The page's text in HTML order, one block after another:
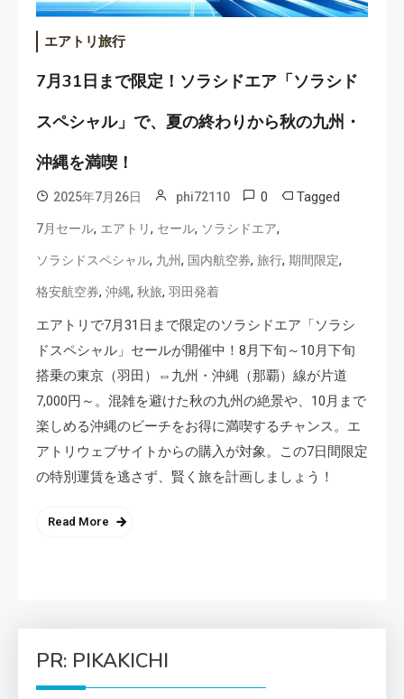
エアトリ旅行
7月31日まで限定！ソラシドエア「ソラシド
スペシャル」で、夏の終わりから秋の九州・
沖縄を満喫！
2025年7月26日 phi72110 0 Tagged
7月セール, エアトリ, セール, ソラシドエア,
ソラシドスペシャル, 九州, 国内航空券, 旅行, 期間限定,
格安航空券, 沖縄, 秋旅, 羽田発着
エアトリで7月31日まで限定のソラシドエア「ソラシ
ドスペシャル」セールが開催中！8月下旬～10月下旬
搭乗の東京（羽田）⇔九州・沖縄（那覇）線が片道
7,000円～。混雑を避けた秋の九州の絶景や、10月まで
楽しめる沖縄のビーチをお得に満喫するチャンス。エ
アトリウェブサイトからの購入が対象。この7日間限定
の特別運賃を逃さず、賢く旅を計画しましょう！
Read More
PR: PIKAKICHI